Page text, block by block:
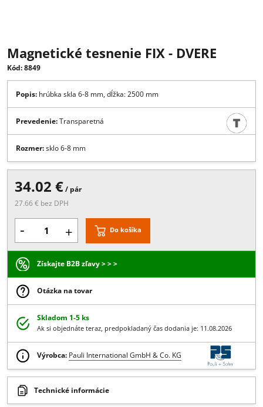
Magnetické tesnenie FIX - DVERE
Kód: 8849
Popis:hrúbka skla 6-8 mm, dĺžka: 2500 mm
Rozmer:sklo 6-8 mm
34.02 €/ pár
27.66 € bez DPH
- +
Získajte B2B zľavy > > >
Skladom 1-5 ks